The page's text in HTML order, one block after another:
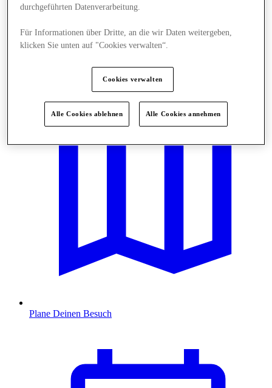
Plane Deinen Besuch
durchgeführten Datenverarbeitung.
Für Informationen über Dritte, an die wir Daten weitergeben,
klicken Sie unten auf "Cookies verwalten“.
Cookies verwalten
Alle Cookies ablehnen Alle Cookies annehmen